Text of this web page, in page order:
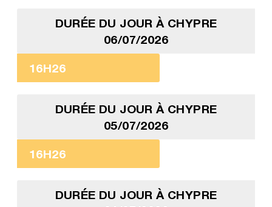
DURÉE DU JOUR À CHYPRE
06/07/2026
16H26
DURÉE DU JOUR À CHYPRE
05/07/2026
16H26
DURÉE DU JOUR À CHYPRE